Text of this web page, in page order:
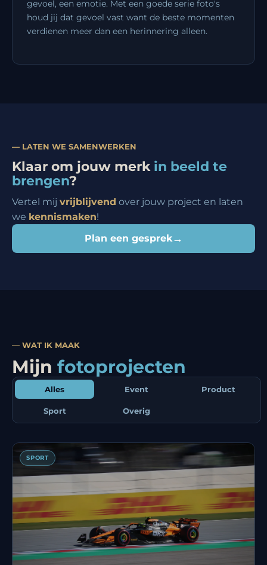
gevoel, een emotie. Met een goede serie foto's
houd jij dat gevoel vast want de beste momenten
verdienen meer dan een herinnering alleen.
— LATEN WE SAMENWERKEN
Klaar om jouw merk in beeld te
brengen?
Vertel mij vrijblijvend over jouw project en laten
we kennismaken!
Plan een gesprek→
— WAT IK MAAK
Mijn fotoprojecten
Alles Event Product
Sport Overig
SPORT